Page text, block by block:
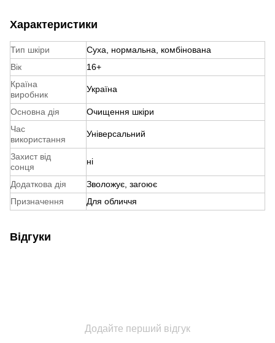
Характеристики
Тип шкіри
Суха, нормальна, комбінована
Вік
16+
Країна
виробник
Україна
Основна дія
Очищення шкіри
Час
використання
Універсальний
Захист від
сонця
ні
Додаткова дія
Зволожує, загоює
Призначення
Для обличчя
Відгуки
Додайте перший відгук